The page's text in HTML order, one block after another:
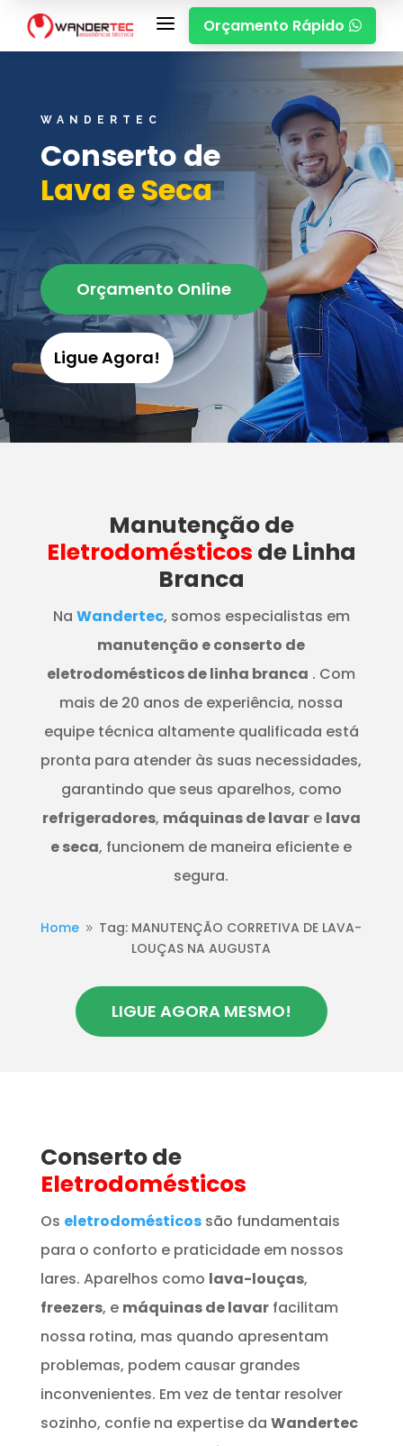
a Orçamento Rápido 
WANDERTEC
Conserto de
Lava e Seca
Orçamento Online
Ligue Agora!
Manutençãode
Eletrodomésticos de Linha
Branca
Na Wandertec, somos especialistas em
manutenção e conserto de
eletrodomésticos de linha branca . Com
mais de 20 anos de experiência, nossa
equipe técnica altamente qualificada está
pronta para atender às suas necessidades,
garantindo que seus aparelhos, como
refrigeradores, máquinas de lavare lava
e seca, funcionem de maneira eficiente e
segura.
Home 9 Tag: MANUTENÇÃO CORRETIVA DE LAVA-
LOUÇAS NA AUGUSTA
LIGUE AGORA MESMO!
Conserto de
Eletrodomésticos
Os eletrodomésticos são fundamentais
para o conforto e praticidade em nossos
lares. Aparelhos como lava-louças,
freezers, e máquinas de lavarfacilitam
nossa rotina, mas quando apresentam
problemas, podem causar grandes
inconvenientes. Em vez de tentar resolver
sozinho, confie na expertise da Wandertec